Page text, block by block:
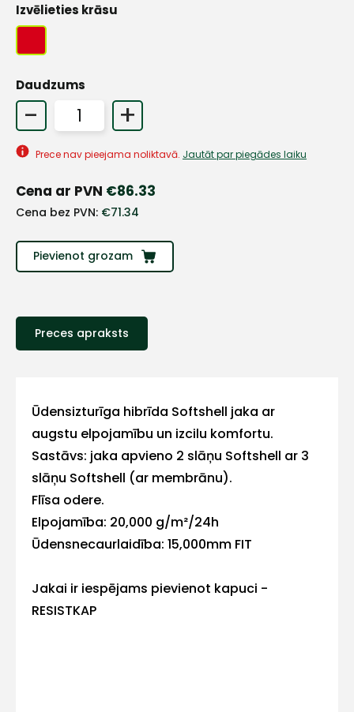
Izvēlieties krāsu
Daudzums
- +
Prece nav pieejama noliktavā. Jautāt par piegādes laiku
Cena ar PVN €86.33
Cena bez PVN: €71.34
Pievienot grozam
Preces apraksts
Ūdensizturīga hibrīda Softshell jaka ar
augstu elpojamību un izcilu komfortu.
Sastāvs: jaka apvieno 2 slāņu Softshell ar 3
slāņu Softshell (ar membrānu).
Flīsa odere.
Elpojamība: 20,000 g/m²/24h
Ūdensnecaurlaidība: 15,000mm FIT
Jakai ir iespējams pievienot kapuci -
RESISTKAP
ar
mums!
Atbildēsim
pēc
Vārds
+